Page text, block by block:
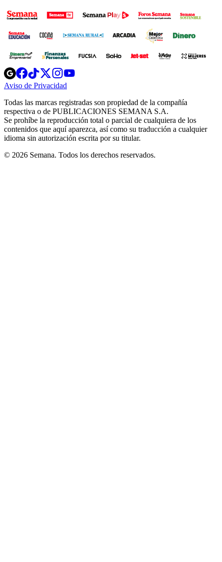
Opens
in
new
Opens
in
new
Opens
in
new
window
Opens
new
windowwindow
Aviso de Privacidad
new
window
Todas las marcas registradas son propiedad de la compañía
respectiva o de PUBLICACIONES SEMANA S.A.
Se prohíbe la reproducción total o parcial de cualquiera de los
contenidos que aquí aparezca, así como su traducción a cualquier
idioma sin autorización escrita por su titular.
© 2026 Semana. Todos los derechos reservados.